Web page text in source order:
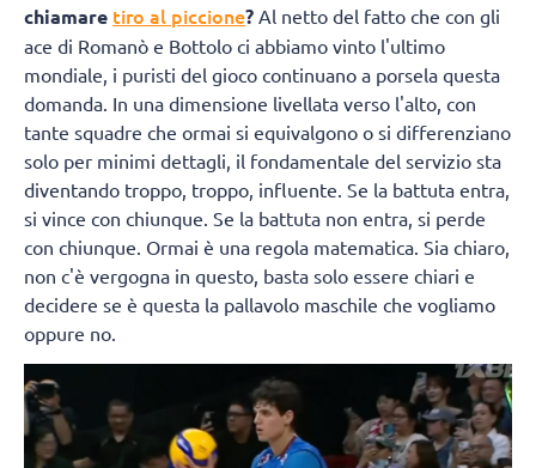
chiamare tiro al piccione? Al netto del fatto che con gli
ace di Romanò e Bottolo ci abbiamo vinto l'ultimo
mondiale, i puristi del gioco continuano a porsela questa
domanda. In una dimensione livellata verso l'alto, con
tante squadre che ormai si equivalgono o si differenziano
solo per minimi dettagli, il fondamentale del servizio sta
diventando troppo, troppo, influente. Se la battuta entra,
si vince con chiunque. Se la battuta non entra, si perde
con chiunque. Ormai è una regola matematica. Sia chiaro,
non c'è vergogna in questo, basta solo essere chiari e
decidere se è questa la pallavolo maschile che vogliamo
oppure no.